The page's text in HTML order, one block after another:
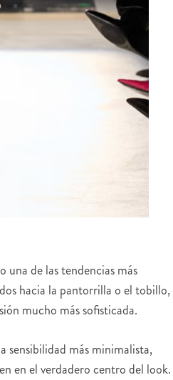
una de las tendencias más
hacia la pantorrilla o el tobillo,
mucho más sofisticada.
sensibilidad más minimalista,
en el verdadero centro del look.